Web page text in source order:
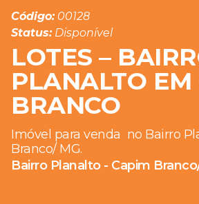
Código:00128
Status:Disponível
LOTES –
PLANALTO EM
BRANCO
Imóvel para venda no Bairro
Branco/ MG.
Bairro Planalto - Capim